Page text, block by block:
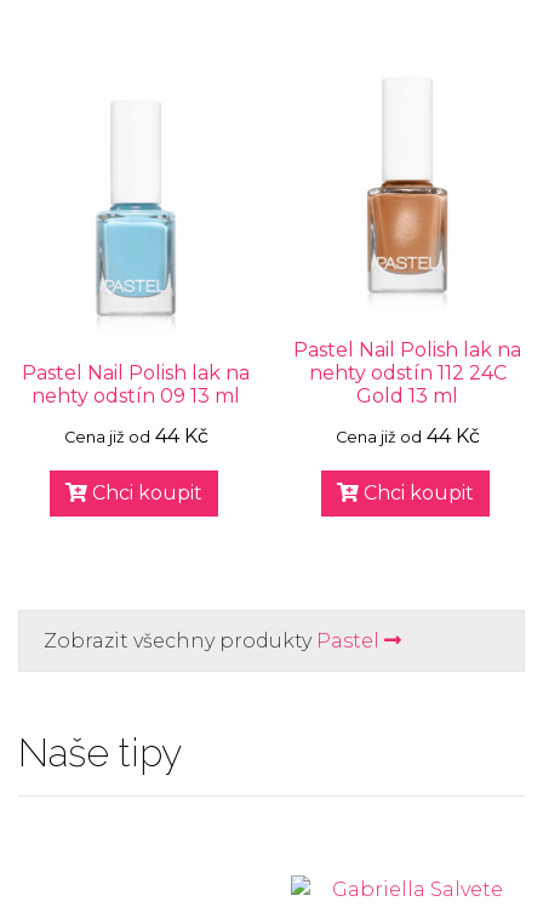
Pastel Nail Polish lak na
nehty odstín 09 13 ml
Cena již od 44 Kč
Chci koupit
Pastel Nail Polish lak na
nehty odstín 112 24C
Gold 13 ml
Cena již od 44 Kč
Chci koupit
Zobrazit všechny produkty Pastel
Naše tipy